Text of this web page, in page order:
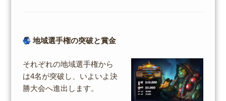
地域選手権の突破と賞金
それぞれの地域選手権から
は4名が突破し、いよいよ決
勝大会へ進出します。